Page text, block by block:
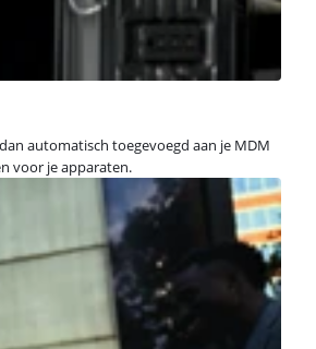
automatisch toegevoegd aan je MDM
voor je apparaten.